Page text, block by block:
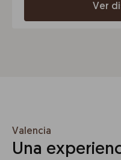
Ver
Valencia
Una